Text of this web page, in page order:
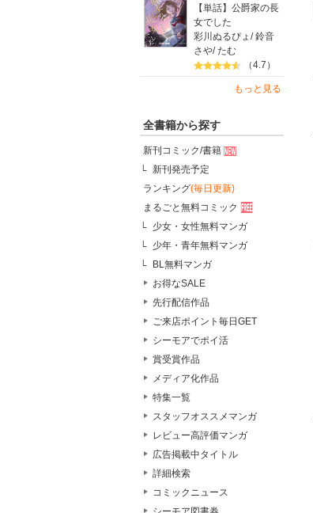
【単話】公爵家の長
女でした
彩川ぬるぴょ /鈴音
さや/たむ
（4.7）
もっと見る
全書籍から探す
新刊コミック/書籍
新刊発売予定
ランキング(毎日更新)
まるごと無料コミック
少女・女性無料マンガ
少年・青年無料マンガ
BL無料マンガ
お得なSALE
先行配信作品
ご来店ポイント毎日GET
シーモアでポイ活
賞受賞作品
メディア化作品
特集一覧
スタッフオススメマンガ
レビュー高評価マンガ
広告掲載中タイトル
詳細検索
コミックニュース